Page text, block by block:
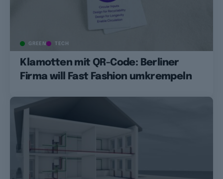
GREEN TECH
Klamotten mit QR-Code: Berliner
Firma will Fast Fashion umkrempeln